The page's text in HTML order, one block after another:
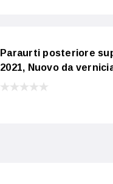
Paraurti posteriore
2021, Nuovo da